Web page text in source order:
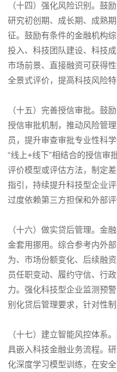
（十四）强化风险识别。鼓
研究初创期、成长期、成熟
征。鼓励有条件的金融机构
投入、科技团队建设、科技
市场前景、直接融资可获得
全景式评价，提高科技风险特
（十五）完善授信审批。鼓
授信审批机制，推动风险管
员，提升审查审批专业性科
“线上+线下”相结合的授信审
评价模型或评估方法，制定
指引，持续提升科技型企业
过度依赖第三方担保和外部评
（十六）做实贷后管理。金
金套用挪用。综合参考内外
为、市场份额变化、后续融
员任职变动、履约守信、行
力。强化科技型企业监测预
别化贷后管理要求，针对性
（十七）建立智能风控体系
具嵌入科技金融业务流程。
化深度学习模型训练，在安